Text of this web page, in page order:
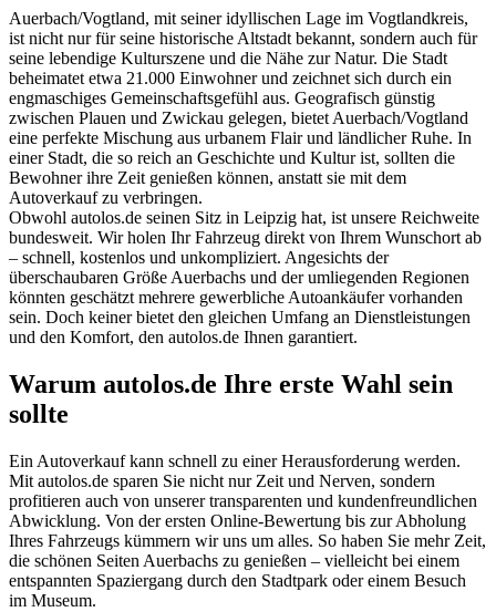
Auerbach/Vogtland, mit seiner idyllischen Lage im Vogtlandkreis,
ist nicht nur für seine historische Altstadt bekannt, sondern auch für
seine lebendige Kulturszene und die Nähe zur Natur. Die Stadt
beheimatet etwa 21.000 Einwohner und zeichnet sich durch ein
engmaschiges Gemeinschaftsgefühl aus. Geografisch günstig
zwischen Plauen und Zwickau gelegen, bietet Auerbach/Vogtland
eine perfekte Mischung aus urbanem Flair und ländlicher Ruhe. In
einer Stadt, die so reich an Geschichte und Kultur ist, sollten die
Bewohner ihre Zeit genießen können, anstatt sie mit dem
Autoverkauf zu verbringen.
Obwohl autolos.de seinen Sitz in Leipzig hat, ist unsere Reichweite
bundesweit. Wir holen Ihr Fahrzeug direkt von Ihrem Wunschort ab
– schnell, kostenlos und unkompliziert. Angesichts der
überschaubaren Größe Auerbachs und der umliegenden Regionen
könnten geschätzt mehrere gewerbliche Autoankäufer vorhanden
sein. Doch keiner bietet den gleichen Umfang an Dienstleistungen
und den Komfort, den autolos.de Ihnen garantiert.
Warum autolos.de Ihre erste Wahl sein
sollte
Ein Autoverkauf kann schnell zu einer Herausforderung werden.
Mit autolos.de sparen Sie nicht nur Zeit und Nerven, sondern
profitieren auch von unserer transparenten und kundenfreundlichen
Abwicklung. Von der ersten Online-Bewertung bis zur Abholung
Ihres Fahrzeugs kümmern wir uns um alles. So haben Sie mehr Zeit,
die schönen Seiten Auerbachs zu genießen – vielleicht bei einem
entspannten Spaziergang durch den Stadtpark oder einem Besuch
im Museum.